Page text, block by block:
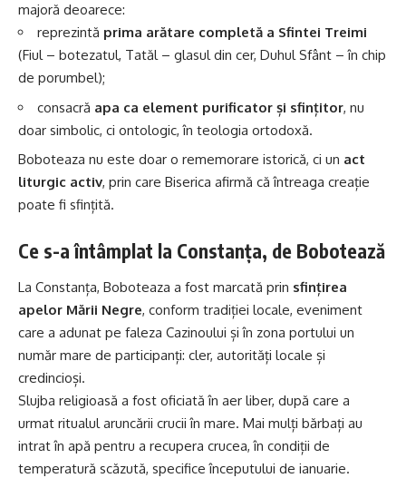
majoră deoarece:
reprezintă prima arătare completă a Sfintei Treimi
(Fiul – botezatul, Tatăl – glasul din cer, Duhul Sfânt – în chip
de porumbel);
consacră apa ca element purificator și sfințitor, nu
doar simbolic, ci ontologic, în teologia ortodoxă.
Boboteaza nu este doar o rememorare istorică, ci un act
liturgic activ, prin care Biserica afirmă că întreaga creație
poate fi sfințită.
Ce s-a întâmplat la Constanța, de Bobotează
La Constanța, Boboteaza a fost marcată prin sfințirea
apelor Mării Negre, conform tradiției locale, eveniment
care a adunat pe faleza Cazinoului și în zona portului un
număr mare de participanți: cler, autorități locale și
credincioși.
Slujba religioasă a fost oficiată în aer liber, după care a
urmat ritualul aruncării crucii în mare. Mai mulți bărbați au
intrat în apă pentru a recupera crucea, în condiții de
temperatură scăzută, specifice începutului de ianuarie.